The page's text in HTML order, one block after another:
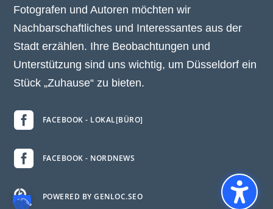
Fotografen und Autoren möchten wir
Nachbarschaftliches und Interessantes aus der
Stadt erzählen. Ihre Beobachtungen und
Unterstützung sind uns wichtig, um Düsseldorf ein
Stück „Zuhause“ zu bieten.
 FACEBOOK - LOKAL[BÜRO]
 FACEBOOK - NORDNEWS
 POWERED BY GENLOC.SEO